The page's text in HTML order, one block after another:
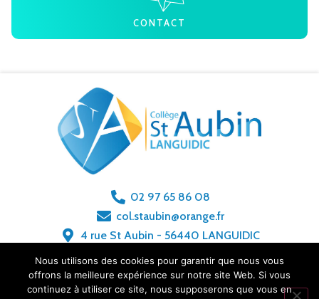
CONTACT
02 97 65 86 08
col.staubin@orange.fr
4 rue St Aubin - 56440 LANGUIDIC
MENTIONS LÉGALES POLITIQUE DE CONFIDENTIALITÉ
CONTACT
RÉALISATIONEKOLE.FR
Nous utilisons des cookies pour garantir que nous vous
offrons la meilleure expérience sur notre site Web. Si vous
continuez à utiliser ce site, nous supposerons que vous en